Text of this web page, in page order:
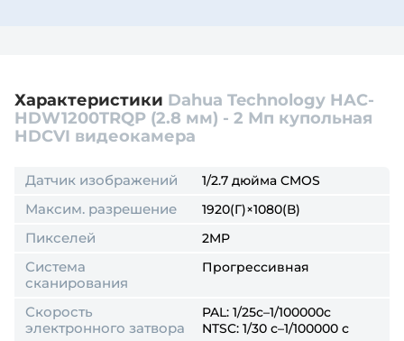
Характеристики Dahua Technology HAC-
HDW1200TRQP (2.8 мм) - 2 Мп купольная
HDCVI видеокамера
Датчик изображений 1/2.7 дюйма CMOS
Максим. разрешение 1920(Г)×1080(В)
Пикселей 2MP
Система
сканирования
Прогрессивная
Скорость
электронного затвора
PAL: 1/25с–1/100000с
NTSC: 1/30 с–1/100000 с